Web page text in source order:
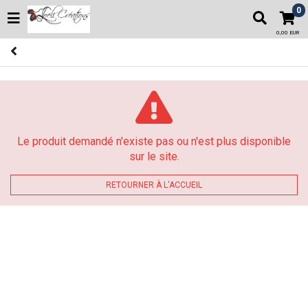
0
0,00 EUR
Le produit demandé n'existe pas ou n'est plus disponible
sur le site.
RETOURNER À L'ACCUEIL